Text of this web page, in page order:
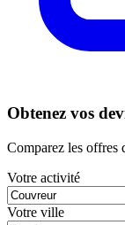
Obtenez vos
Comparez les offres
Votre activité
Votre ville